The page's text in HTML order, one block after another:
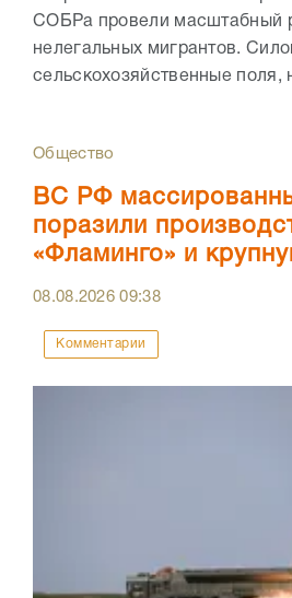
СОБРа провели масштабный
нелегальных мигрантов.
сельскохозяйственные поля,
Общество
ВС РФ
поразили
«Фламинго» и
08.08.202609:38
Комментарии